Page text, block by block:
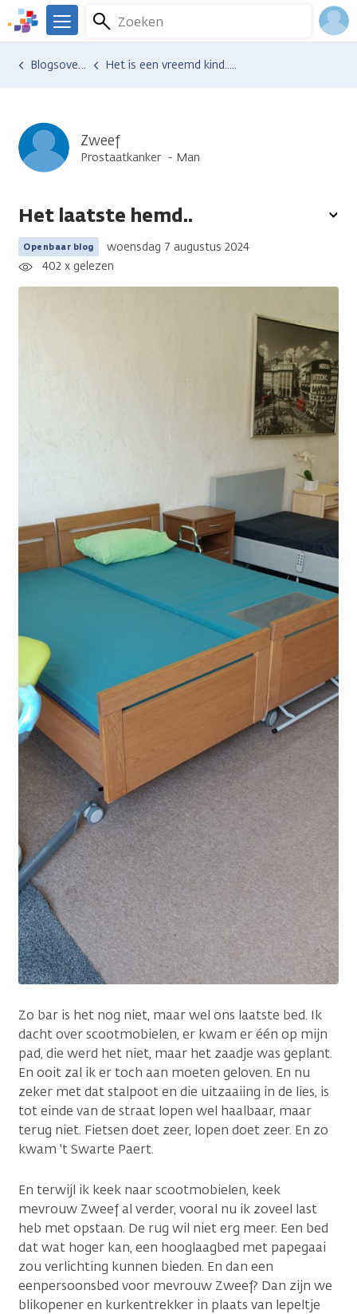
Overslaan
en
naar
We
er
Kanker.nl
Zoeken
Menu
Ervaringen van anderen
Blogsoverzicht Het is een vreemd kind.....
Zweef
Prostaatkanker Man
Het laatste hemd..
Openbaar blog
woensdag 7 augustus 2024
402 x gelezen
Zo bar is het nog niet, maar wel ons laatste bed. Ik
dacht over scootmobielen, er kwam er één op mijn
pad, die werd het niet, maar het zaadje was geplant.
En ooit zal ik er toch aan moeten geloven. En nu
zeker met dat stalpoot en die uitzaaiing in de lies, is
tot einde van de straat lopen wel haalbaar, maar
terug niet. Fietsen doet zeer, lopen doet zeer. En zo
kwam 't Swarte Paert.
En terwijl ik keek naar scootmobielen, keek
mevrouw Zweef al verder, vooral nu ik zoveel last
heb met opstaan. De rug wil niet erg meer. Een bed
dat wat hoger kan, een hooglaagbed met papegaai
zou verlichting kunnen bieden. En dan een
eenpersoonsbed voor mevrouw Zweef? Dan zijn we
blikopener en kurkentrekker in plaats van lepeltje